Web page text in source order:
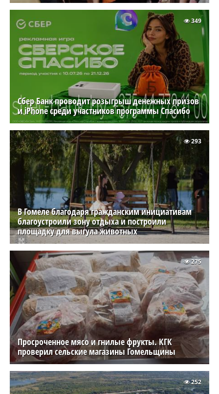
Сбер Банк проводит розыгрыш денежных призов
и iPhone среди участников программы Спасибо
349
В Гомеле благодаря гражданским инициативам
благоустроили зону отдыха и построили
площадку для выгула животных
293
Просроченное мясо и гнилые фрукты. КГК
проверил сельские магазины Гомельщины
275
252